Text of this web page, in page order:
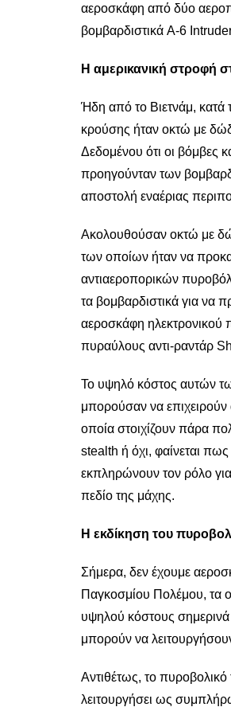
αεροσκάφη από δύο
βομβαρδιστικά A-6
Η αμερικανική στροφή
Ήδη από το Βιετνάμ, κατά
κρούσης ήταν οκτώ με
Δεδομένου ότι οι βόμβες
προηγούνταν των
αποστολή εναέριας
Ακολουθούσαν οκτώ με
των οποίων ήταν να
αντιαεροπορικών
τα βομβαρδιστικά για να
αεροσκάφη ηλεκτρονικού
πυραύλους αντι-ραντάρ
Το υψηλό κόστος αυτών
μπορούσαν να επιχειρούν
οποία στοιχίζουν πάρα
stealth ή όχι, φαίνεται
εκπληρώνουν τον ρόλο
πεδίο της μάχης.
Η εκδίκηση του
Σήμερα, δεν έχουμε
Παγκοσμίου Πολέμου, τα
υψηλού κόστους
μπορούν να
Αντιθέτως, το πυροβολικό
λειτουργήσει ως